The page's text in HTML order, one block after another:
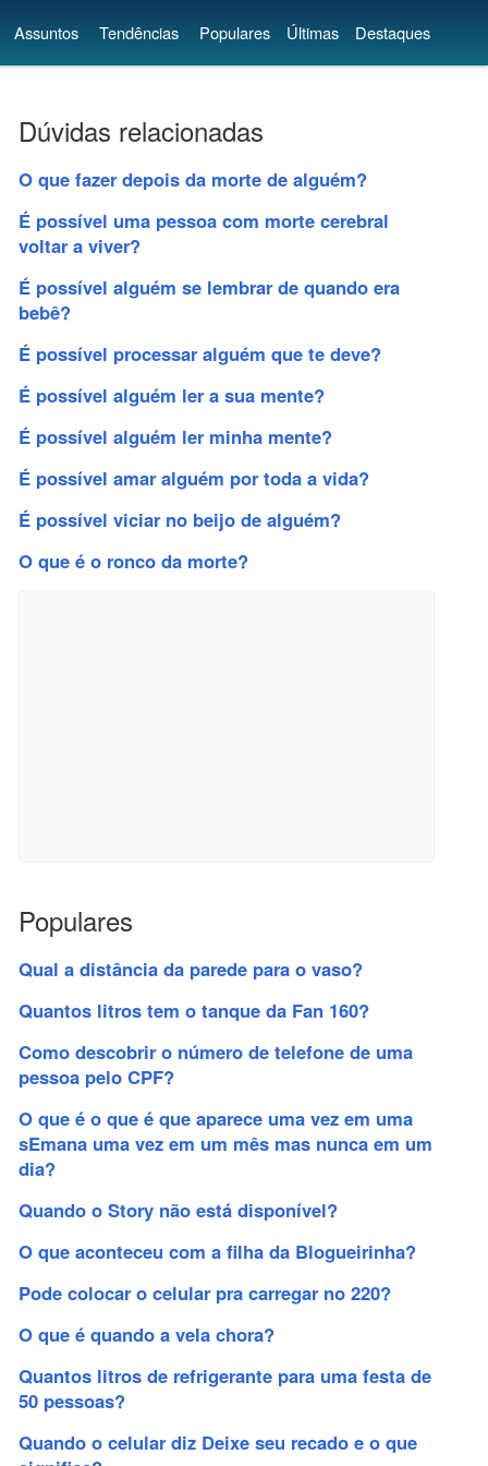
Assuntos Tendências Populares Últimas Destaques
Dúvidas relacionadas
O que fazer depois da morte de alguém?
É possível uma pessoa com morte cerebral
voltar a viver?
É possível alguém se lembrar de quando era
bebê?
É possível processar alguém que te deve?
É possível alguém ler a sua mente?
É possível alguém ler minha mente?
É possível amar alguém por toda a vida?
É possível viciar no beijo de alguém?
O que é o ronco da morte?
Populares
Qual a distância da parede para o vaso?
Quantos litros tem o tanque da Fan 160?
Como descobrir o número de telefone de uma
pessoa pelo CPF?
O que é o que é que aparece uma vez em uma
sEmana uma vez em um mês mas nunca em um
dia?
Quando o Story não está disponível?
O que aconteceu com a filha da Blogueirinha?
Pode colocar o celular pra carregar no 220?
O que é quando a vela chora?
Quantos litros de refrigerante para uma festa de
50 pessoas?
Quando o celular diz Deixe seu recado e o que